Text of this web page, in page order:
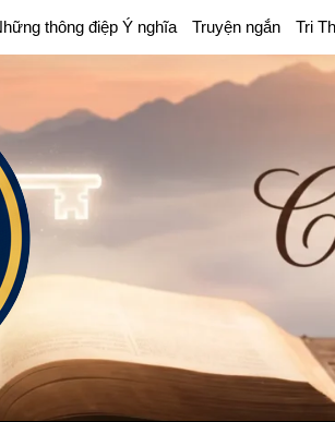
thông điệp Ý nghĩa Truyện ngắn Tri